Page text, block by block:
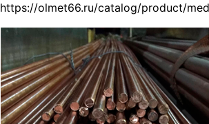
https://olmet66.ru/catalog/product/